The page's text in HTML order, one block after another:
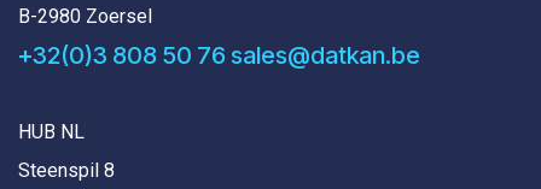
B-2980 Zoersel
+32(0)3 808 50 76 sales@datkan.be
HUB NL
Steenspil 8